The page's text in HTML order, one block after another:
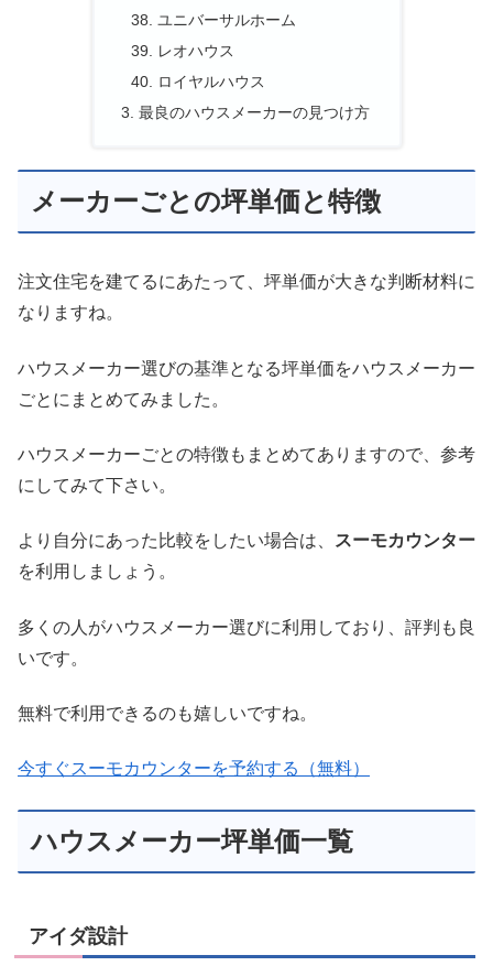
ユニバーサルホーム
レオハウス
ロイヤルハウス
最良のハウスメーカーの見つけ方
メーカーごとの坪単価と特徴
注文住宅を建てるにあたって、坪単価が大きな判断材料に
なりますね。
ハウスメーカー選びの基準となる坪単価をハウスメーカー
ごとにまとめてみました。
ハウスメーカーごとの特徴もまとめてありますので、参考
にしてみて下さい。
より自分にあった比較をしたい場合は、
スーモカウンター
を利用しましょう。
多くの人がハウスメーカー選びに利用しており、評判も良
いです。
無料で利用できるのも嬉しいですね。
今すぐスーモカウンターを予約する（無料）
ハウスメーカー坪単価一覧
アイダ設計